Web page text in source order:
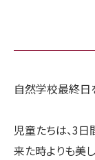
自然学校最終日
児童たちは、3
来た時よりも美